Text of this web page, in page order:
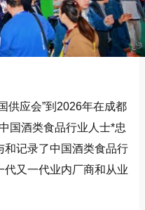
供应会”到2026年在成都
国酒类食品行业人士*忠
和记录了中国酒类食品行
代又一代业内厂商和从业